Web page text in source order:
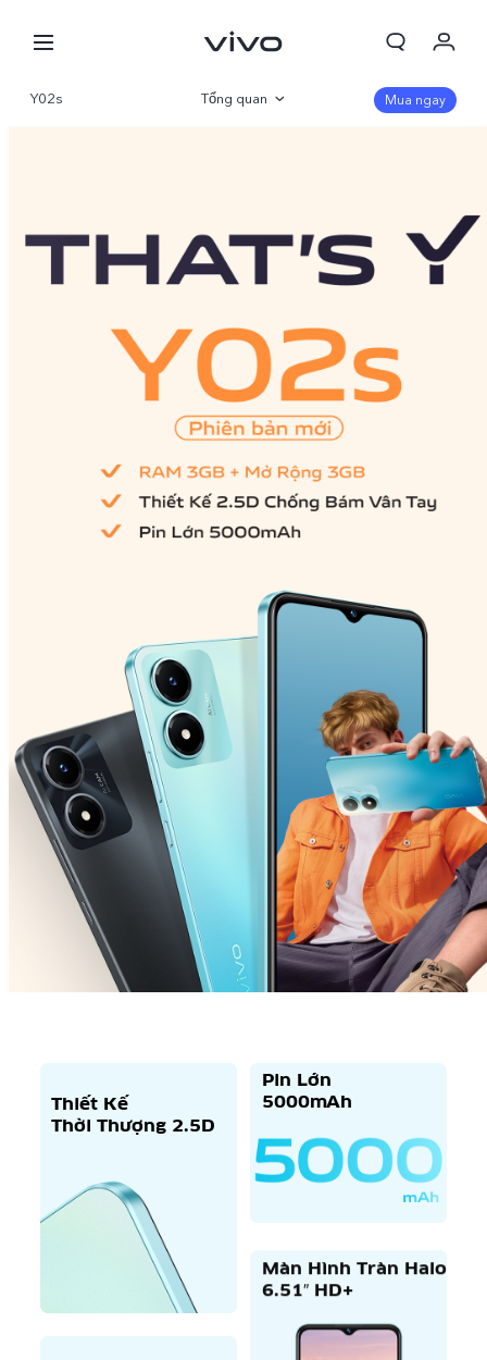
Giỏ hàng
Tài khoản của tôi
Y02s Tổng quan Mua ngay
Thiết Kế
Thời Thượng 2.5D
Pin Lớn
5000mAh
Màn Hình Tràn Halo
6.51″ HD+